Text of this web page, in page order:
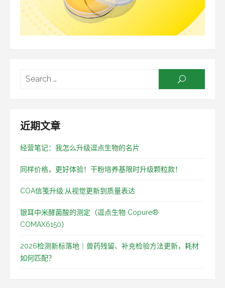
近期文章
经营笔记：我怎么升级逗点生物的名片
同样价格，更好体验！干粉培养基限时升级颗粒款！
COA信笺升级:从视觉更新到质量表达
银耳中米酵菌酸的测定（逗点生物 Copure®
COMAX6150）
2026检测新标落地｜兽药残留、补充检验方法更新，耗材
如何匹配？